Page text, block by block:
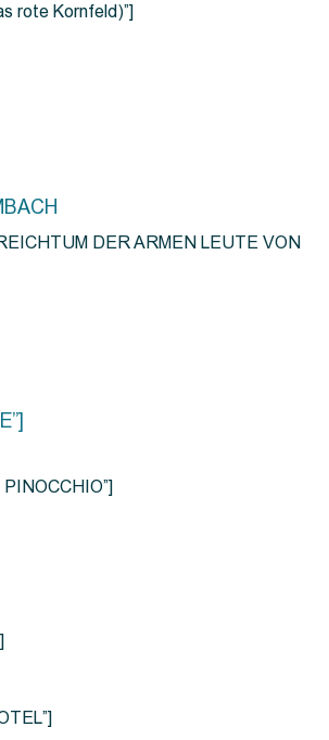
rote Kornfeld)”]
DER ARMEN LEUTE VON